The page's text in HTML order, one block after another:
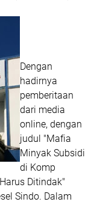
Dengan
hadirnya
pemberitaan
dari media
online, dengan
judul "Mafia
Minyak Subsidi
di Komp
Ditindak"
Sindo. Dalam